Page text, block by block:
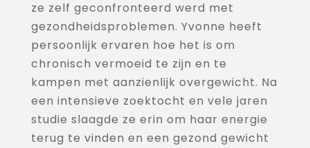
ze zelf geconfronteerd werd met
gezondheidsproblemen. Yvonne heeft
persoonlijk ervaren hoe het is om
chronisch vermoeid te zijn en te
kampen met aanzienlijk overgewicht. Na
een intensieve zoektocht en vele jaren
studie slaagde ze erin om haar energie
terug te vinden en een gezond gewicht